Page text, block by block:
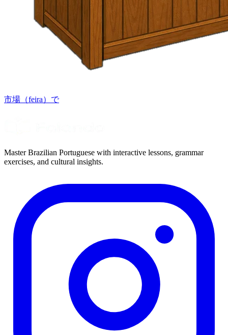
市場（feira）で
Master Brazilian Portuguese with interactive lessons, grammar
exercises, and cultural insights.